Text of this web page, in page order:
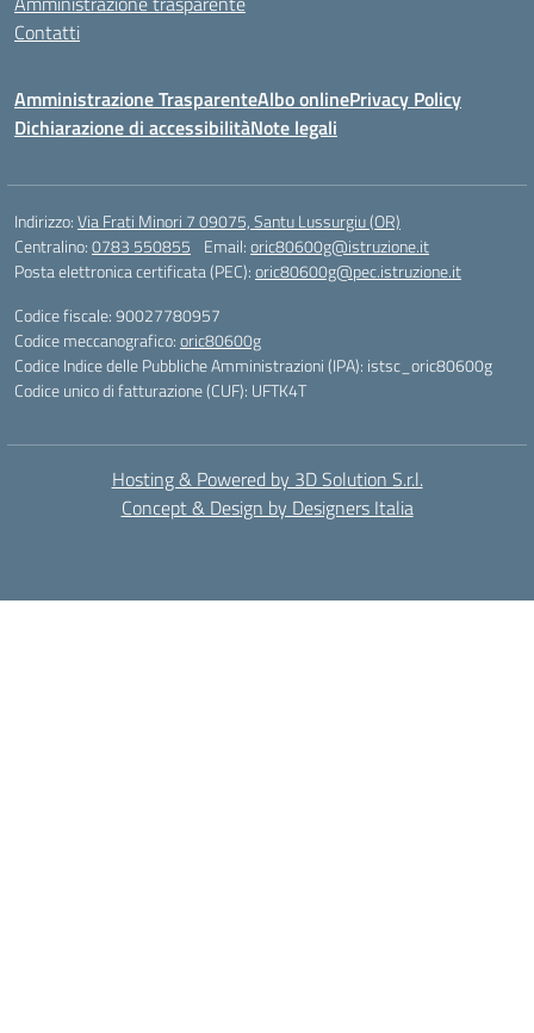
Contatti
Amministrazione TrasparenteAlbo onlinePrivacy Policy
Dichiarazione di accessibilitàNote legali
Indirizzo:Via Frati Minori 7 09075, Santu Lussurgiu (OR)
Centralino:0783 550855 Email:oric80600g@istruzione.it
Posta elettronica certificata (PEC):oric80600g@pec.istruzione.it
Codice fiscale: 90027780957
Codice meccanografico:oric80600g
Codice Indice delle Pubbliche Amministrazioni (IPA): istsc_oric80600g
Codice unico di fatturazione (CUF): UFTK4T
Hosting & Powered by 3D Solution S.r.l.
Concept & Design by Designers Italia